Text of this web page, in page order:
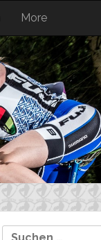
More
Suchen